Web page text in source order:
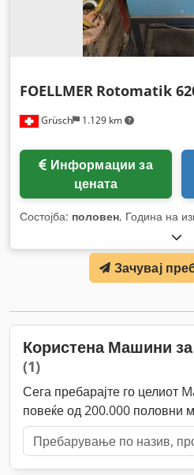
Grüsch 1.129 km
FOELLMER Rotomatik
цената
Состојба: половен, Година на
Зачувај
Користена Машини
(1)
Сега пребарајте го целиот
повеќе од 200.000 половни